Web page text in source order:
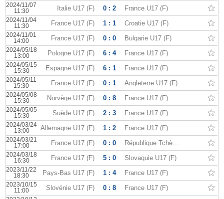
2024/11/07
11:30
Italie U17 (F) 0 : 2 France U17 (F)
2024/11/04
11:30
France U17 (F) 1 : 1 Croatie U17 (F)
2024/11/01
14:00
France U17 (F) 0 : 0 Bulgarie U17 (F)
2024/05/18
13:00
Pologne U17 (F) 6 : 4 France U17 (F)
2024/05/15
15:30
Espagne U17 (F) 6 : 1 France U17 (F)
2024/05/11
15:30
France U17 (F) 0 : 1 Angleterre U17 (F)
2024/05/08
15:30
Norvège U17 (F) 0 : 8 France U17 (F)
2024/05/05
15:30
Suède U17 (F) 2 : 3 France U17 (F)
2024/03/24
13:00
Allemagne U17 (F) 1 : 2 France U17 (F)
2024/03/21
17:00
France U17 (F) 0 : 0 République Tchèque U17 (F)
2024/03/18
16:30
France U17 (F) 5 : 0 Slovaquie U17 (F)
2023/11/22
18:30
Pays-Bas U17 (F) 1 : 4 France U17 (F)
2023/10/15
11:00
Slovénie U17 (F) 0 : 8 France U17 (F)